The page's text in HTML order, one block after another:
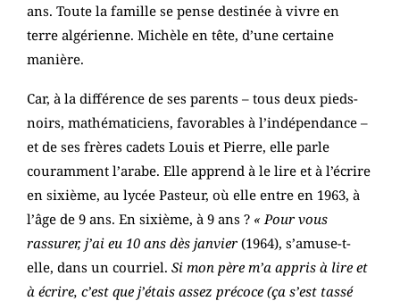
ans. Toute la famille se pense destinée à vivre en
terre algérienne. Michèle en tête, d’une certaine
manière.
Car, à la différence de ses parents – tous deux pieds-
noirs, mathématiciens, favorables à l’indépendance –
et de ses frères cadets Louis et Pierre, elle parle
couramment l’arabe. Elle apprend à le lire et à l’écrire
en sixième, au lycée Pasteur, où elle entre en 1963, à
l’âge de 9 ans. En sixième, à 9 ans ? « Pour vous
rassurer, j’ai eu 10 ans dès janvier (1964), s’amuse-t-
elle, dans un courriel. Si mon père m’a appris à lire et
à écrire, c’est que j’étais assez précoce (ça s’est tassé